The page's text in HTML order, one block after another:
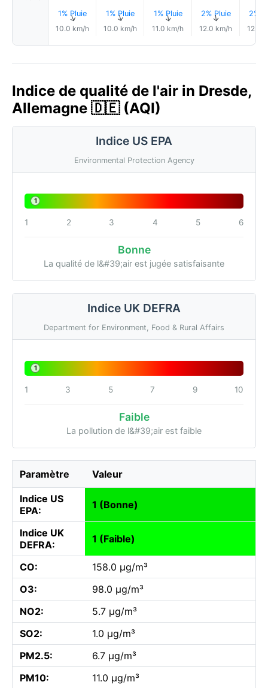
1% Pluie
↑
10.0 km/h
1% Pluie
↑
10.0 km/h
1% Pluie
↑
11.0 km/h
2% Pluie
↑
12.0 km/h
2%
12.0
Indice de qualité de l'air in Dresde,
Allemagne 🇩🇪 (AQI)
Indice US EPA
Environmental Protection Agency
1
1 2 3 4 5 6
Bonne
La qualité de l&#39;air est jugée satisfaisante
Indice UK DEFRA
Department for Environment, Food & Rural Affairs
1
1 3 5 7 9 10
Faible
La pollution de l&#39;air est faible
Paramètre Valeur
Indice US
EPA:
1 (Bonne)
Indice UK
DEFRA:
1 (Faible)
CO:
158.0 µg/m³
O3:
98.0 µg/m³
NO2:
5.7 µg/m³
SO2:
1.0 µg/m³
PM2.5:
6.7 µg/m³
PM10:
11.0 µg/m³